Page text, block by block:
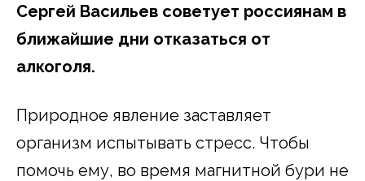
Сергей Васильев советует россиянам в
ближайшие дни отказаться от
алкоголя.
Природное явление заставляет
организм испытывать стресс. Чтобы
помочь ему, во время магнитной бури не